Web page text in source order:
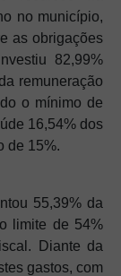
no município,
as obrigações
82,99%
remuneração
o mínimo de
16,54% dos
de 15%.
55,39% da
limite de 54%
Diante da
gastos, com